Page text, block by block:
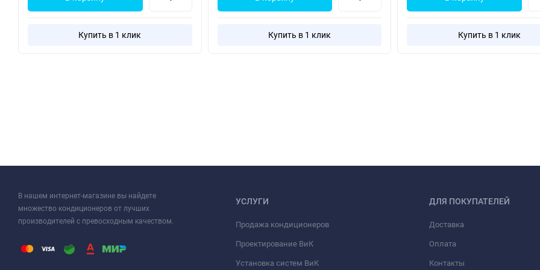
Купить в 1 клик Купить в 1 клик Купить в 1 клик
В нашем интернет-магазине вы найдете
множество кондиционеров от лучших
производителей с превосходным качеством.
УСЛУГИ
Продажа кондиционеров
Проектирование ВиК
Установка систем ВиК
ДЛЯ ПОКУПАТЕЛЕЙ
Доставка
Оплата
Контакты